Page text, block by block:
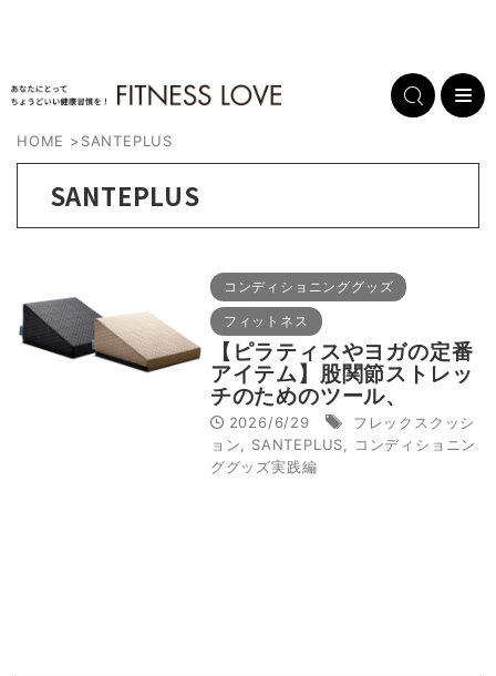
HOME >SANTEPLUS
SANTEPLUS
コンディショニンググッズ
フィットネス
【ピラティスやヨガの定番
アイテム】股関節ストレッ
チのためのツール、
SANTEPLUS フレックス
クッション®
2026/6/29
フレックスクッシ
ョン
SANTEPLUS
コンディショニン
ググッズ実践編